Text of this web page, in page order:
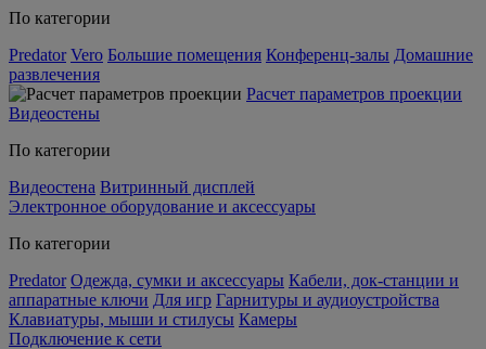
По категории
Predator Vero Большие помещения Конференц-залы Домашние
развлечения
Расчет параметров проекции
Видеостены
По категории
Видеостена Витринный дисплей
Электронное оборудование и аксессуары
По категории
Predator Одежда, сумки и аксессуары Кабели, док-станции и
аппаратные ключи Для игр Гарнитуры и аудиоустройства
Клавиатуры, мыши и стилусы Камеры
Подключение к сети